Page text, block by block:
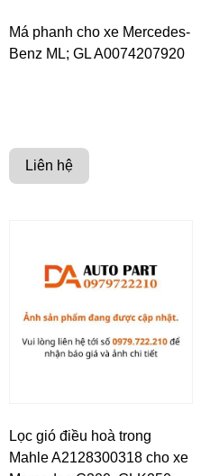
Má phanh cho xe Mercedes-
Benz ML; GL A0074207920
Liên hệ
Lọc gió điều hoà trong
Mahle A2128300318 cho xe